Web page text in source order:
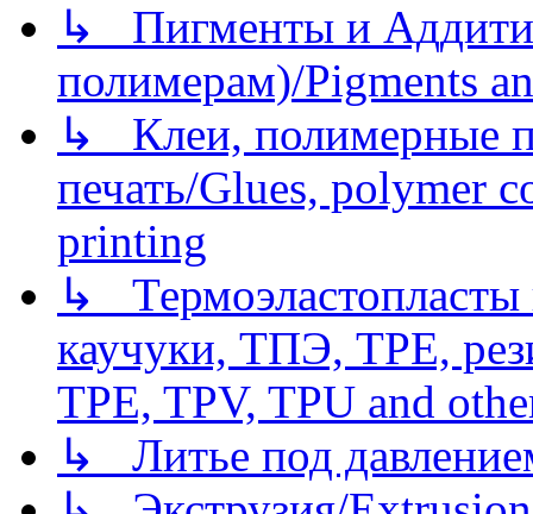
↳ Пигменты и
полимерам)/Pigments
↳ Клеи, полимерные
печать/Glues, polymer
printing
↳
каучуки, ТПЭ, TPE,
TPE, TPV, TPU and
↳ Литье под